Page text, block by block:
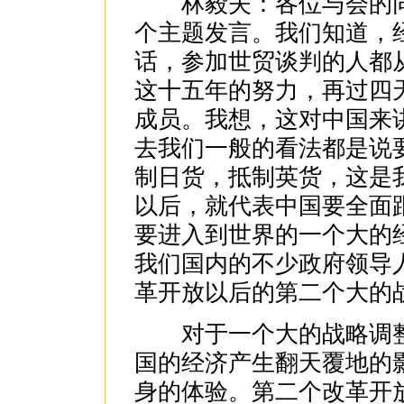
个主题发言。我们知道，
话，参加世贸谈判的人都
这十五年的努力，再过四
成员。我想，这对中国
去我们一般的看法都是说
制日货，抵制英货，这是
以后，就代表中国要全
要进入到世界的一个大的
我们国内的不少政府领导
革开放以后的第二个大的
对于一个大的战略调
国的经济产生翻天覆地
身的体验。第二个改革开